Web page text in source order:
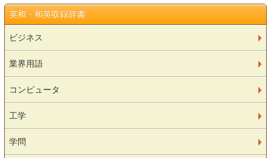
英和・和英収録辞書
ビジネス
業界用語
コンピュータ
工学
学問